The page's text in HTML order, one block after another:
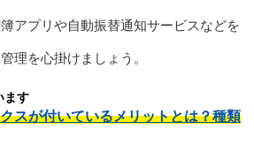
アプリや自動振替通知サービスなどを
理を心掛けましょう。
ます
スが付いているメリットとは？種類